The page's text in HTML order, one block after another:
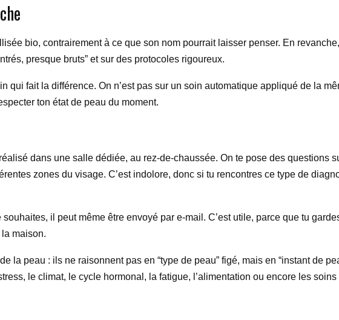
bio, contrairement à ce que son nom pourrait laisser penser. En
presque bruts” et sur des protocoles rigoureux.
qui fait la différence. On n’est pas sur un soin automatique appliqué de la
ton état de peau du moment.
dans une salle dédiée, au rez-de-chaussée. On te pose des questions
zones du visage. C’est indolore, donc si tu rencontres ce type de
il peut même être envoyé par e-mail. C’est utile, parce que tu
maison.
la peau : ils ne raisonnent pas en “type de peau” figé, mais en “instant de
le climat, le cycle hormonal, la fatigue, l’alimentation ou encore les